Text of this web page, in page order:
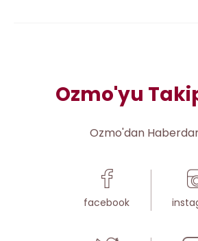
Ozmo'yu
Ozmo'dan
facebook